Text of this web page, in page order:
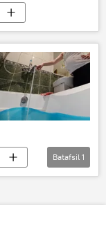
Batafsil 1